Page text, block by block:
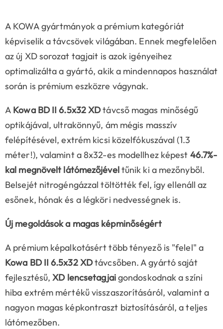
A KOWA gyártmányok a prémium kategóriát
képviselik a távcsövek világában. Ennek megfelelően
az új XD sorozat tagjait is azok igényeihez
optimalizálta a gyártó, akik a mindennapos használat
során is prémium eszközre vágynak.
A Kowa BD II 6.5x32 XDtávcső magas minőségű
optikájával, ultrakönnyű, ám mégis masszív
felépítésével, extrém kicsi közelfókuszával (1.3
méter!), valamint a 8x32-es modellhez képest 46.7%-
kal megnövelt látómezőjéveltűnik ki a mezőnyből.
Belsejét nitrogéngázzal töltötték fel, így ellenáll az
esőnek, hónak és a légköri nedvességnek is.
Új megoldások a magas képminőségért
A prémium képalkotásért több tényező is "felel" a
Kowa BD II 6.5x32 XDtávcsőben. A gyártó saját
fejlesztésű,XD lencsetagjaigondoskodnak a színi
hiba extrém mértékű visszaszorításáról, valamint a
nagyon magas képkontraszt biztosításáról, a teljes
látómezőben.